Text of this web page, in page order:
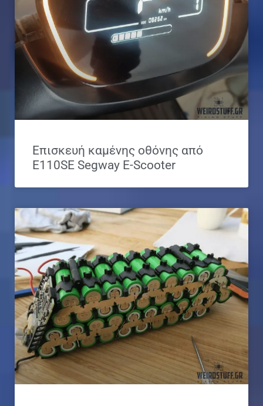
Επισκευή καμένης οθόνης από
E110SE Segway E-Scooter